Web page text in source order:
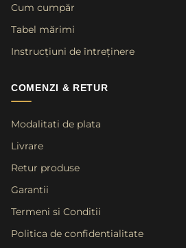
Cum cumpăr
Tabel mărimi
Instrucțiuni de întreținere
COMENZI & RETUR
Modalitati de plata
Livrare
Retur produse
Garantii
Termeni si Conditii
Politica de confidentialitate